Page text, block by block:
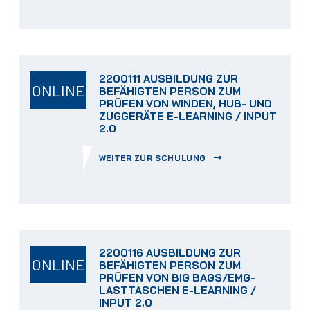
ONLINE
2200111 AUSBILDUNG ZUR
BEFÄHIGTEN PERSON ZUM
PRÜFEN VON WINDEN, HUB- UND
ZUGGERÄTE E-LEARNING / INPUT
2.0
WEITER ZUR SCHULUNG
ONLINE
2200116 AUSBILDUNG ZUR
BEFÄHIGTEN PERSON ZUM
PRÜFEN VON BIG BAGS/EMG-
LASTTASCHEN E-LEARNING /
INPUT 2.0